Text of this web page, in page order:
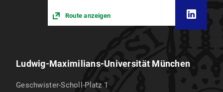
Route anzeigen
Ludwig-Maximilians-Universität München
Geschwister-Scholl-Platz 1